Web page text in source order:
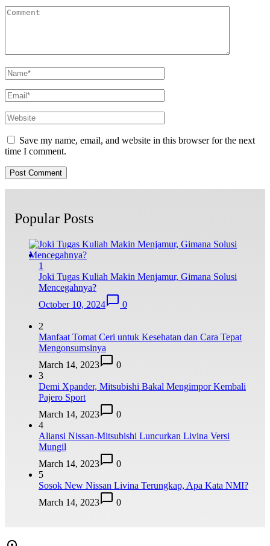
Save my name, email, and website in this browser for the next
time I comment.
Popular Posts
1
Joki Tugas Kuliah Makin Menjamur, Gimana Solusi
Mencegahnya?
October 10, 2024
0
2
Manfaat Tomat Ceri untuk Kesehatan dan Cara Tepat
Mengonsumsinya
March 14, 2023
0
3
Demi Xpander, Mitsubishi Bakal Mengimpor Kembali
Pajero Sport
March 14, 2023
0
4
Aliansi Nissan-Mitsubishi Luncurkan Livina Versi
Mungil
March 14, 2023
0
5
Sosok New Nissan Livina Terungkap, Apa Kata NMI?
March 14, 2023
0